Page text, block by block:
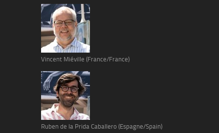
Vincent Miéville (France/France)
Ruben de la Prida Caballero (Espagne/Spain)